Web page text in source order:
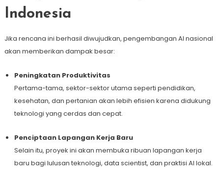
Indonesia
Jika rencana ini berhasil diwujudkan, pengembangan AI nasional
akan memberikan dampak besar:
Peningkatan Produktivitas
Pertama-tama, sektor-sektor utama seperti pendidikan,
kesehatan, dan pertanian akan lebih efisien karena didukung
teknologi yang cerdas dan cepat.
Penciptaan Lapangan Kerja Baru
Selain itu, proyek ini akan membuka ribuan lapangan kerja
baru bagi lulusan teknologi, data scientist, dan praktisi AI lokal.